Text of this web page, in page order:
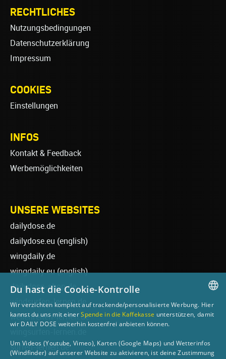
RECHTLICHES
Nutzungsbedingungen
Datenschutzerklärung
Impressum
COOKIES
Einstellungen
INFOS
Kontakt & Feedback
Werbemöglichkeiten
UNSERE WEBSITES
dailydose.de
dailydose.eu (english)
wingdaily.de
wingdaily.eu(english)
dailydose-shop.de
windsurfen-lernen.de
wellenreiten-lernen.de
surfen-lernen.de
GERMAN
Du hast die Cookie-Kontrolle
Wir verzichten komplett auf trackende/personalisierte Werbung. Hier
kannst du uns mit einerSpende in die Kaffekasse unterstützen, damit
wir DAILY DOSE weiterhin kostenfrei anbieten können.
Um Videos (Youtube, Vimeo), Karten (Google Maps) und Wetterinfos
(Windfinder) auf unserer Website zu aktivieren, ist deine Zustimmung